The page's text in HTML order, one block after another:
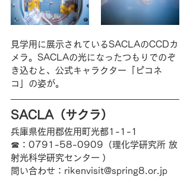
見学用に展示されているSACLAのCCDカ
メラ。SACLAの光になったつもりでのぞ
き込むと、公式キャラクター「ピコネ
コ」の姿が。
SACLA（サクラ）
兵庫県佐用郡佐用町光都1-1-1
☎︎：0791-58-0909（理化学研究所 放
射光科学研究センター ）
問い合わせ：rikenvisit@spring8.or.jp